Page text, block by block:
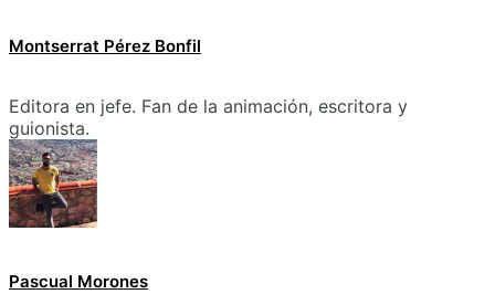
Montserrat Pérez Bonfil
Editora en jefe. Fan de la animación, escritora y
guionista.
Pascual Morones